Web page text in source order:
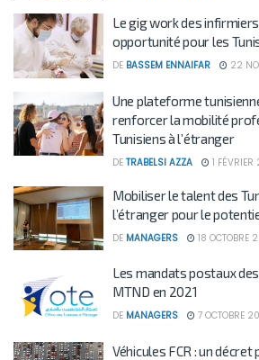
Le gig work des infirmiers
opportunité pour les
DE BASSEM ENNAIFAR 22
Une plateforme
renforcer la mobilité
Tunisiens à l’étranger
DE TRABELSI AZZA 1
Mobiliser le talent des
l’étranger pour le
DE MANAGERS 18 OCTOBRE
Les mandats postaux
MTND en 2021
DE MANAGERS 7 OCTOBRE
Véhicules FCR : un